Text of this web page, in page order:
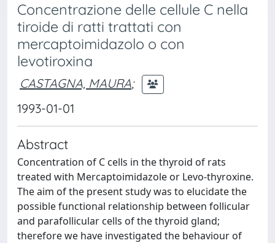
Concentrazione delle cellule C nella
tiroide di ratti trattati con
mercaptoimidazolo o con
levotiroxina
CASTAGNA, MAURA;
1993-01-01
Abstract
Concentration of C cells in the thyroid of rats
treated with Mercaptoimidazole or Levo-thyroxine.
The aim of the present study was to elucidate the
possible functional relationship between follicular
and parafollicular cells of the thyroid gland;
therefore we have investigated the behaviour of